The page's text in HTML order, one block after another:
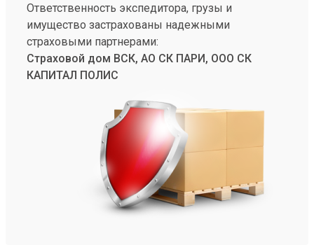
Ответственность экспедитора, грузы и
имущество застрахованы надежными
страховыми партнерами:
Страховой дом ВСК, АО СК ПАРИ, ООО СК
КАПИТАЛ ПОЛИС